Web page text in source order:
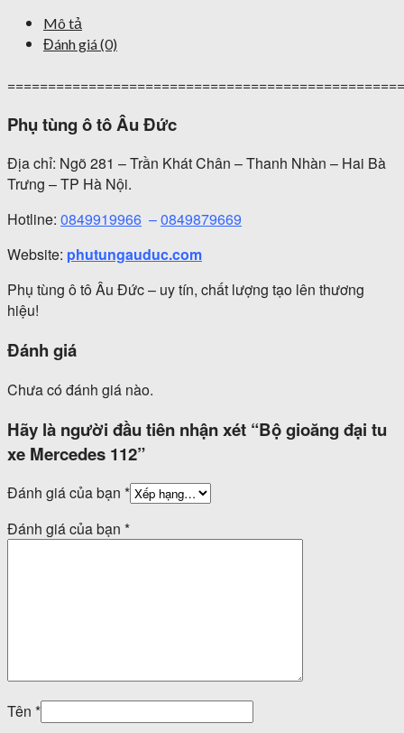
Mô tả
Đánh giá (0)
Phụ tùng ô tô Âu Đức
Địa chỉ: Ngõ 281 – Trần Khát Chân – Thanh Nhàn – Hai Bà
Trưng – TP Hà Nội.
Hotline: 0849919966 –0849879669
Website: phutungauduc.com
Phụ tùng ô tô Âu Đức – uy tín, chất lượng tạo lên thương
hiệu!
Đánh giá
Chưa có đánh giá nào.
Hãy là người đầu tiên nhận xét “Bộ gioăng đại tu
xe Mercedes 112”
Đánh giá của bạn *
Đánh giá của bạn *
Tên *